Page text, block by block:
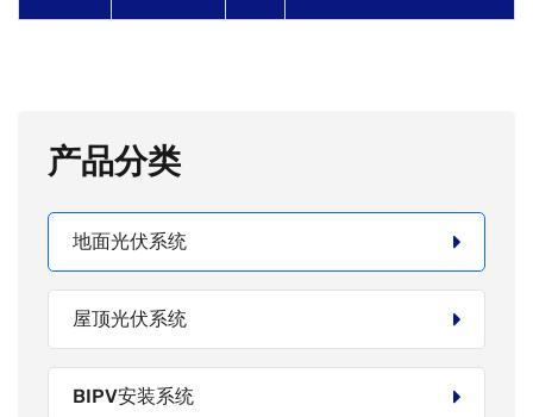
产品分类
地面光伏系统
屋顶光伏系统
BIPV安装系统